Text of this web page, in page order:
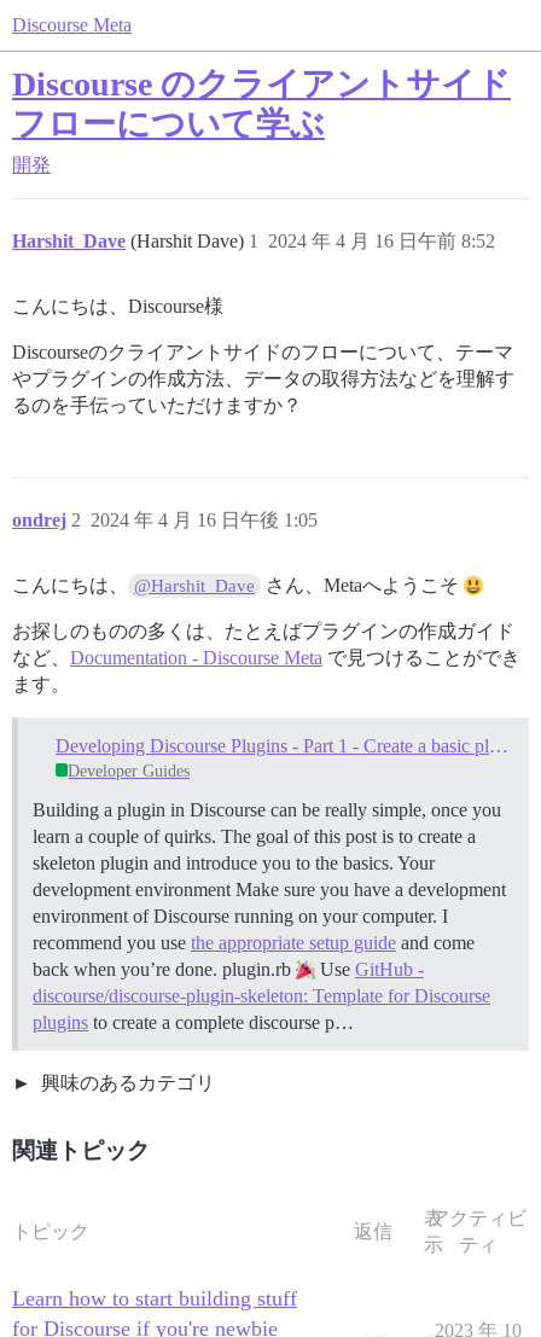
Discourse Meta
Discourse のクライアントサイド
フローについて学ぶ
開発
Harshit_Dave (Harshit Dave) 2024 年 4 月 16 日午前 8:52
1
こんにちは、Discourse様
Discourseのクライアントサイドのフローについて、テーマ
やプラグインの作成方法、データの取得方法などを理解す
るのを手伝っていただけますか？
ondrej 2024 年 4 月 16 日午後 1:05
2
こんにちは、 @Harshit_Dave さん、Metaへようこそ
お探しのものの多くは、たとえばプラグインの作成ガイド
など、 Documentation - Discourse Meta で見つけることができ
ます。
Developing Discourse Plugins - Part 1 - Create a basic plugin
Developer Guides
Building a plugin in Discourse can be really simple, once you
learn a couple of quirks. The goal of this post is to create a
skeleton plugin and introduce you to the basics. Your
development environment Make sure you have a development
environment of Discourse running on your computer. I
recommend you use the appropriate setup guide and come
back when you’re done. plugin.rb Use GitHub -
discourse/discourse-plugin-skeleton: Template for Discourse
plugins to create a complete discourse p…
興味のあるカテゴリ
関連トピック
トピック 返信
表
示
アクティビ
ティ
Learn how to start building stuff
for Discourse if you're newbie
2023 年 10